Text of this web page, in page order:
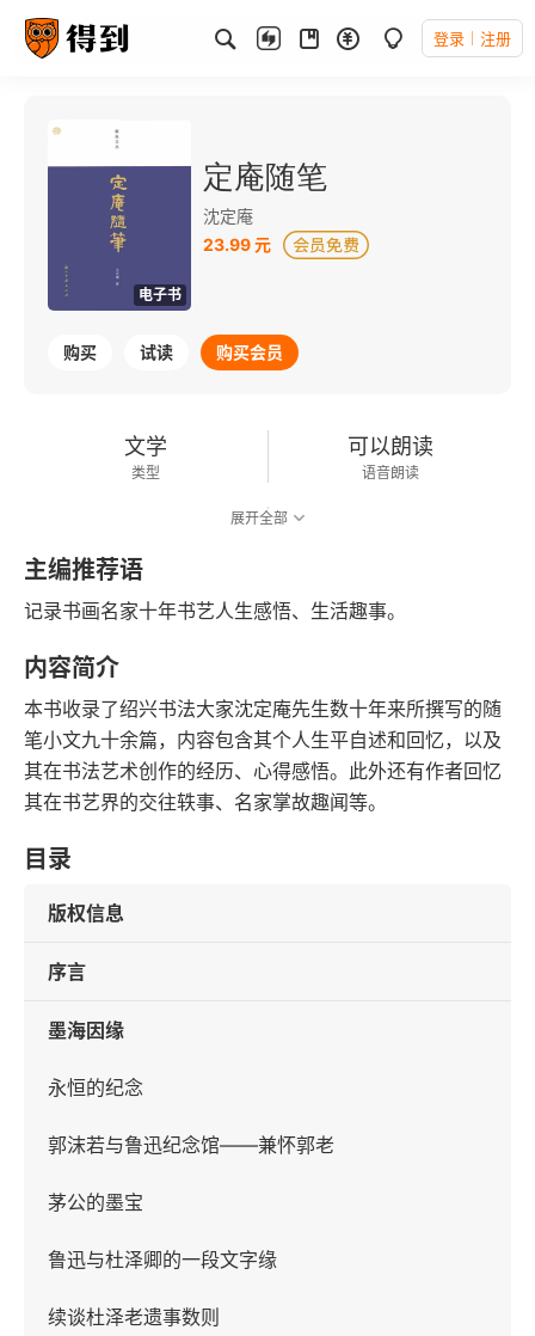
登录 注册
电子书
定庵随笔
沈定庵
23.99 元
购买 试读 购买会员
文学
类型
可以朗读
语音朗读
展开全部
主编推荐语
记录书画名家十年书艺人生感悟、生活趣事。
内容简介
本书收录了绍兴书法大家沈定庵先生数十年来所撰写的随
笔小文九十余篇，内容包含其个人生平自述和回忆，以及
其在书法艺术创作的经历、心得感悟。此外还有作者回忆
其在书艺界的交往轶事、名家掌故趣闻等。
目录
版权信息
序言
墨海因缘
永恒的纪念
郭沫若与鲁迅纪念馆——兼怀郭老
茅公的墨宝
鲁迅与杜泽卿的一段文字缘
续谈杜泽老遗事数则